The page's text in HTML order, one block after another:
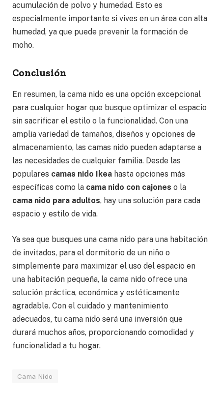
acumulación de polvo y humedad. Esto es
especialmente importante si vives en un área con alta
humedad, ya que puede prevenir la formación de
moho.
Conclusión
En resumen, la cama nido es una opción excepcional
para cualquier hogar que busque optimizar el espacio
sin sacrificar el estilo o la funcionalidad. Con una
amplia variedad de tamaños, diseños y opciones de
almacenamiento, las camas nido pueden adaptarse a
las necesidades de cualquier familia. Desde las
populares camas nido Ikea hasta opciones más
específicas como la cama nido con cajones o la
cama nido para adultos, hay una solución para cada
espacio y estilo de vida.
Ya sea que busques una cama nido para una habitación
de invitados, para el dormitorio de un niño o
simplemente para maximizar el uso del espacio en
una habitación pequeña, la cama nido ofrece una
solución práctica, económica y estéticamente
agradable. Con el cuidado y mantenimiento
adecuados, tu cama nido será una inversión que
durará muchos años, proporcionando comodidad y
funcionalidad a tu hogar.
Cama Nido